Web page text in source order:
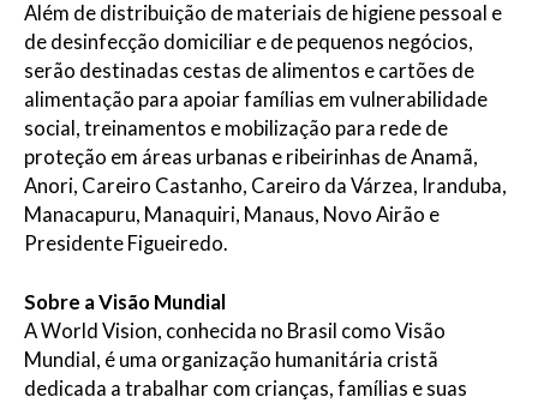
Além de distribuição de materiais de higiene pessoal e
de desinfecção domiciliar e de pequenos negócios,
serão destinadas cestas de alimentos e cartões de
alimentação para apoiar famílias em vulnerabilidade
social, treinamentos e mobilização para rede de
proteção em áreas urbanas e ribeirinhas de Anamã,
Anori, Careiro Castanho, Careiro da Várzea, Iranduba,
Manacapuru, Manaquiri, Manaus, Novo Airão e
Presidente Figueiredo.
Sobre a Visão Mundial
A World Vision, conhecida no Brasil como Visão
Mundial, é uma organização humanitária cristã
dedicada a trabalhar com crianças, famílias e suas